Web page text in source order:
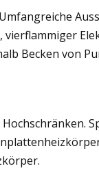
vierflammiger
Becken von